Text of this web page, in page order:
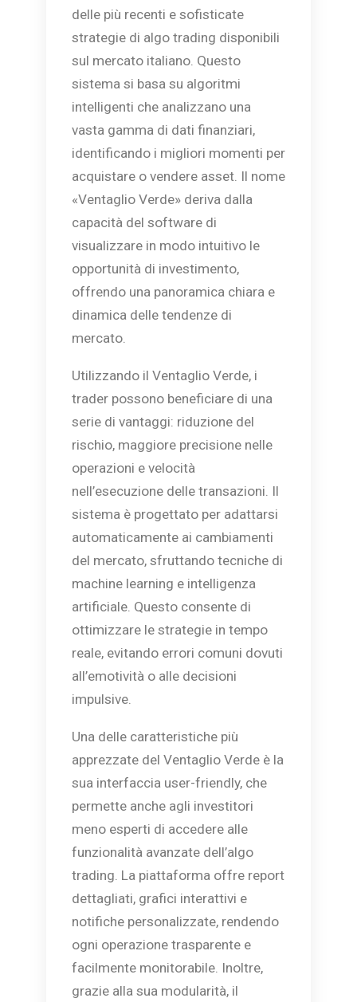
delle più recenti e sofisticate
strategie di algo trading disponibili
sul mercato italiano. Questo
sistema si basa su algoritmi
intelligenti che analizzano una
vasta gamma di dati finanziari,
identificando i migliori momenti per
acquistare o vendere asset. Il nome
«Ventaglio Verde» deriva dalla
capacità del software di
visualizzare in modo intuitivo le
opportunità di investimento,
offrendo una panoramica chiara e
dinamica delle tendenze di
mercato.
Utilizzando il Ventaglio Verde, i
trader possono beneficiare di una
serie di vantaggi: riduzione del
rischio, maggiore precisione nelle
operazioni e velocità
nell’esecuzione delle transazioni. Il
sistema è progettato per adattarsi
automaticamente ai cambiamenti
del mercato, sfruttando tecniche di
machine learning e intelligenza
artificiale. Questo consente di
ottimizzare le strategie in tempo
reale, evitando errori comuni dovuti
all’emotività o alle decisioni
impulsive.
Una delle caratteristiche più
apprezzate del Ventaglio Verde è la
sua interfaccia user-friendly, che
permette anche agli investitori
meno esperti di accedere alle
funzionalità avanzate dell’algo
trading. La piattaforma offre report
dettagliati, grafici interattivi e
notifiche personalizzate, rendendo
ogni operazione trasparente e
facilmente monitorabile. Inoltre,
grazie alla sua modularità, il